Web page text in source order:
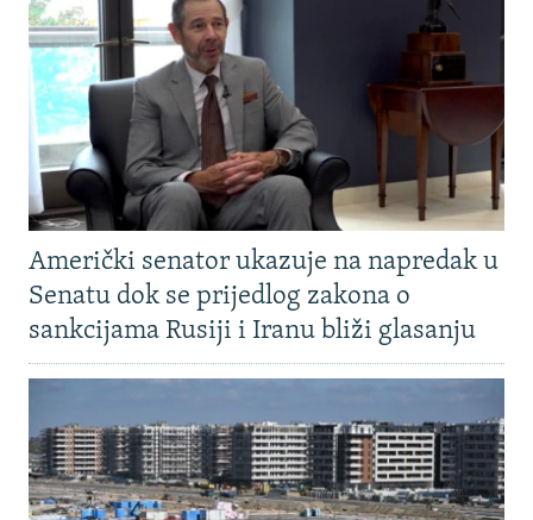
Američki senator ukazuje na napredak u
Senatu dok se prijedlog zakona o
sankcijama Rusiji i Iranu bliži glasanju